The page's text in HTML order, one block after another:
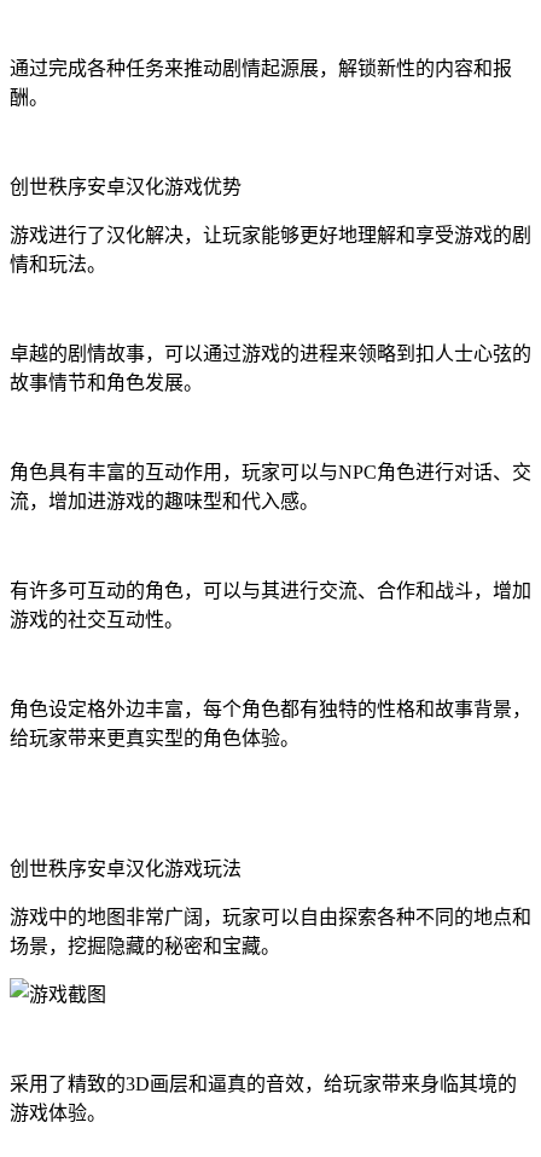
通过完成各种任务来推动剧情起源展，解锁新性的内容和报
酬。
创世秩序安卓汉化游戏优势
游戏进行了汉化解决，让玩家能够更好地理解和享受游戏的剧
情和玩法。
卓越的剧情故事，可以通过游戏的进程来领略到扣人士心弦的
故事情节和角色发展。
角色具有丰富的互动作用，玩家可以与NPC角色进行对话、交
流，增加进游戏的趣味型和代入感。
有许多可互动的角色，可以与其进行交流、合作和战斗，增加
游戏的社交互动性。
角色设定格外边丰富，每个角色都有独特的性格和故事背景，
给玩家带来更真实型的角色体验。
创世秩序安卓汉化游戏玩法
游戏中的地图非常广阔，玩家可以自由探索各种不同的地点和
场景，挖掘隐藏的秘密和宝藏。
采用了精致的3D画层和逼真的音效，给玩家带来身临其境的
游戏体验。